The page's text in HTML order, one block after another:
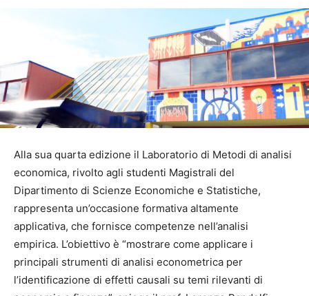
Alla sua quarta edizione il Laboratorio di Metodi di analisi
economica, rivolto agli studenti Magistrali del
Dipartimento di Scienze Economiche e Statistiche,
rappresenta un’occasione formativa altamente
applicativa, che fornisce competenze nell’analisi
empirica. L’obiettivo è “mostrare come applicare i
principali strumenti di analisi econometrica per
l’identificazione di effetti causali su temi rilevanti di